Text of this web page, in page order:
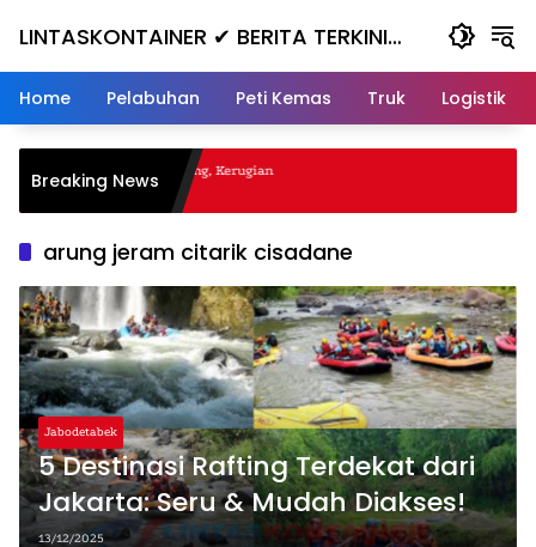
LINTASKONTAINER ✔ BERITA TERKINI
KONTAINER TERBARU HARI INI
Home Pelabuhan Peti Kemas Truk Logistik
Breaking News
Nanjak, Masuk ke Jurang, Kerugian
arung jeram citarik cisadane
Jabodetabek
5 Destinasi Rafting Terdekat dari
Jakarta: Seru & Mudah Diakses!
13/12/2025